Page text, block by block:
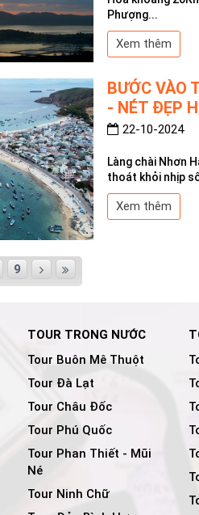
Phượng...
Xem thêm
BƯỚC VÀO
- NÉT ĐẸP
22-10-2024
Làng chài Nhơn
thoát khỏi nhịp
Xem thêm
9
TOUR TRONG NƯỚC
Tour Buôn Mê Thuột
Tour Đà Lạt
Tour Châu Đốc
Tour Phú Quốc
Tour Phan Thiết - Mũi
Né
Tour Ninh Chữ